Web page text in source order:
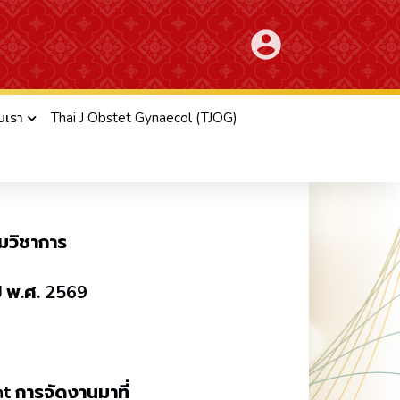
account_circle
รา Thai J Obstet Gynaecol (TJOG)
ระจำปี พ.ศ. 2569
ชาการ
พ.ศ. 2569
การจัดงานมาที่